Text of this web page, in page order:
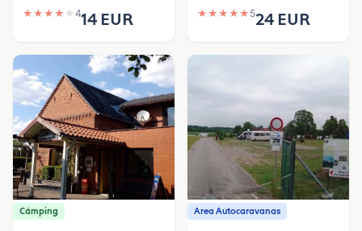
★ ★ ★ ★ ★ 414 EUR ★ ★ ★ ★ ★524 EUR
Cámping Area Autocaravanas